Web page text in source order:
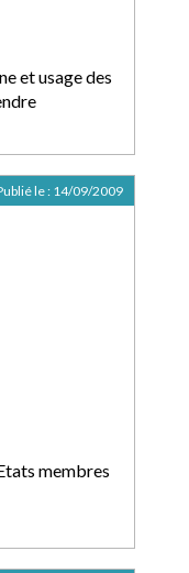
et usage des
membres
le : 14/09/2009